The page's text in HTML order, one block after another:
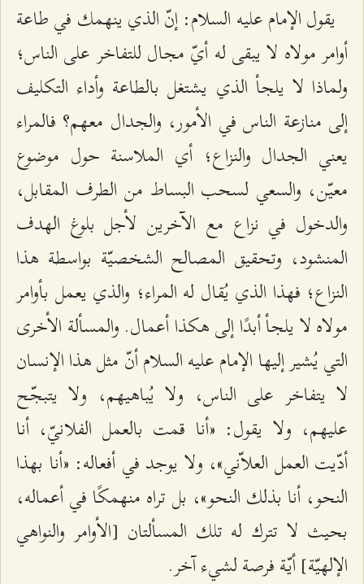
يقول الإمام عليه السلام: إنّ الذي ينهمك في طاعة
أوامر مولاه لا يبقى له أيّ مجال للتفاخر على الناس؛
ولماذا لا يلجأ الذي يشتغل بالطاعة وأداء التكليف
إلى منازعة الناس في الأمور، والجدال معهم؟ فالمراء
يعني الجدال والنزاع؛ أي الملاسنة حول موضوع
معيّن، والسعي لسحب البساط من الطرف المقابل،
والدخول في نزاع مع الآخرين لأجل بلوغ الهدف
المنشود، وتحقيق المصالح الشخصيّة بواسطة هذا
النزاع؛ فهذا الذي يُقال له المراء؛ والذي يعمل بأوامر
مولاه لا يلجأ أبدًا إلى هكذا أعمال. والمسألة الأخرى
التي يُشير إليها الإمام عليه السلام أنّ مثل هذا الإنسان
لا يتفاخر على الناس، ولا يُباهيهم، ولا يتبجّح
عليهم، ولا يقول: «أنا قمت بالعمل الفلانيّ، أنا
أدّيت العمل العلاّني»، ولا يوجد في أفعاله: «أنا بهذا
النحو، أنا بذلك النحو»، بل تراه منهمكًا في أعماله،
بحيث لا تترك له تلك المسألتان [الأوامر والنواهي
الإلهيّة] أيّة فرصة لشيء آخر.